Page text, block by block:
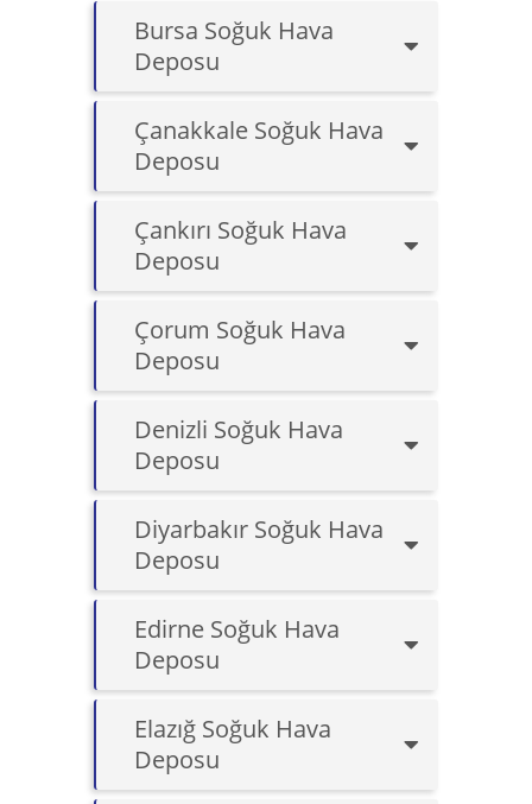
Bursa Soğuk Hava
Deposu
Çanakkale Soğuk Hava
Deposu
Çankırı Soğuk Hava
Deposu
Çorum Soğuk Hava
Deposu
Denizli Soğuk Hava
Deposu
Diyarbakır Soğuk Hava
Deposu
Edirne Soğuk Hava
Deposu
Elazığ Soğuk Hava
Deposu